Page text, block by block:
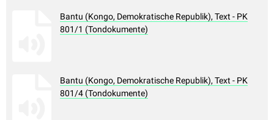
Bantu (Kongo, Demokratische Republik), Text - PK
801/1 (Tondokumente)
Bantu (Kongo, Demokratische Republik), Text - PK
801/4 (Tondokumente)